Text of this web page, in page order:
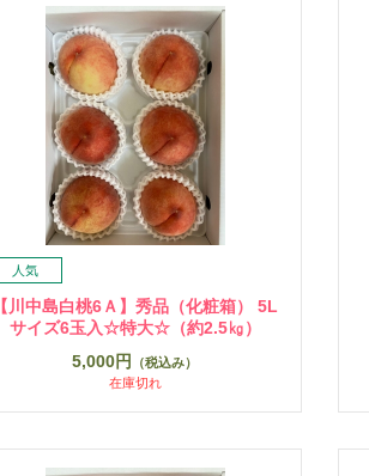
【川中島白桃6Ａ】秀品（化粧箱） 5L
サイズ6玉入☆特大☆（約2.5㎏）
5,000円
（税込み）
在庫切れ